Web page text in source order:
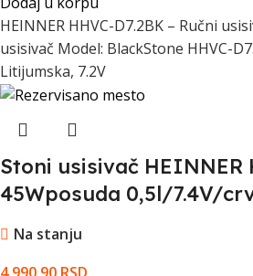
HEINNER HHVC-D7.2BK – Ručni
usisivač Model: BlackStone HHVC-
Litijumska, 7.2V
Stoni usisivač HEINNER
45Wposuda 0,5l/7.4V/
Na stanju